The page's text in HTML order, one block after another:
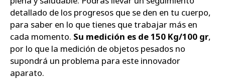
detallado de los progresos que se den en tu cuerpo,
para saber en lo que tienes que trabajar más en
cada momento. Su medición es de 150 Kg/100 gr,
por lo que la medición de objetos pesados no
supondrá un problema para este innovador
aparato.